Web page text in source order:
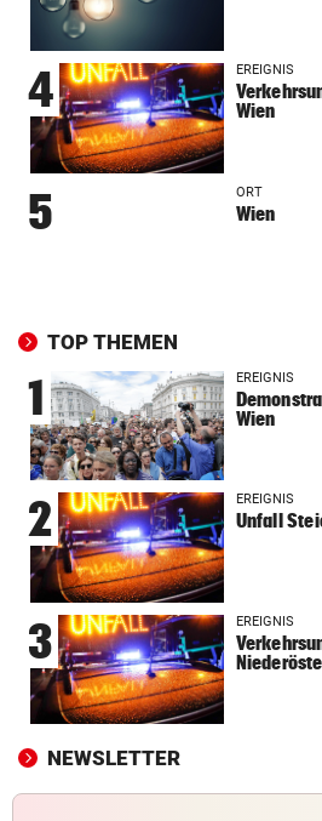
UKRAINISCHER ANGRIFF?
Vor Oman havarierter Tanker:
Ölkatastrophe droht
„VERSTEHE ICH NICHT“
ÖFB-Kicker Wimmer packt
Morddrohungen aus
ABSCHIED AUS ENGLAND
2 JAHRE LANG GETESTET
Drei Steirer tüfteln an der
Boxershort
DRAMATISCHE RETTUNG
„In der Wohnung war es
und stockfinster“
CONFERENCE LEAGUE
Später Doppelschlag fixiert
Rapid-Sieg in Estland
60 MILLIONEN € SCHADEN
Warten auf Hitze-Hilfen der
42,2 GRAD! vor
4 EREIGNIS
Wien
5 ORT
Wien
TOP THEMEN
1 EREIGNIS
Wien
2 EREIGNIS
Unfall
3 EREIGNIS
NEWSLETTER